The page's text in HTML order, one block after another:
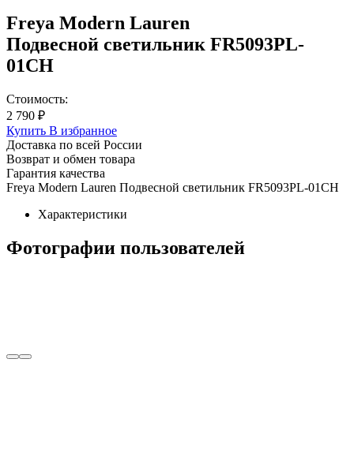
Freya Modern Lauren
Подвесной светильник FR5093PL-
01CH
Стоимость:
2 790 ₽
Купить В избранное
Доставка по всей России
Возврат и обмен товара
Гарантия качества
Freya Modern Lauren Подвесной светильник FR5093PL-01CH
Характеристики
Фотографии пользователей